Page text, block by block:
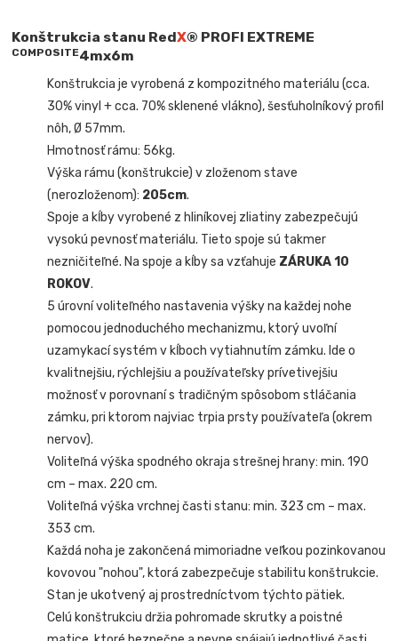
Konštrukcia stanu RedX® PROFI EXTREME
COMPOSITE4mx6m
Konštrukcia je vyrobená z kompozitného materiálu (cca.
30% vinyl + cca. 70% sklenené vlákno), šesťuholníkový profil
nôh, Ø 57mm.
Hmotnosť rámu: 56kg.
Výška rámu (konštrukcie) v zloženom stave
(nerozloženom): 205cm.
Spoje a kĺby vyrobené z hliníkovej zliatiny zabezpečujú
vysokú pevnosť materiálu. Tieto spoje sú takmer
nezničiteľné. Na spoje a kĺby sa vzťahuje ZÁRUKA 10
ROKOV.
5 úrovní voliteľného nastavenia výšky na každej nohe
pomocou jednoduchého mechanizmu, ktorý uvoľní
uzamykací systém v kĺboch vytiahnutím zámku. Ide o
kvalitnejšiu, rýchlejšiu a používateľsky prívetivejšiu
možnosť v porovnaní s tradičným spôsobom stláčania
zámku, pri ktorom najviac trpia prsty používateľa (okrem
nervov).
Voliteľná výška spodného okraja strešnej hrany: min. 190
cm – max. 220 cm.
Voliteľná výška vrchnej časti stanu: min. 323 cm – max.
353 cm.
Každá noha je zakončená mimoriadne veľkou pozinkovanou
kovovou "nohou", ktorá zabezpečuje stabilitu konštrukcie.
Stan je ukotvený aj prostredníctvom týchto pätiek.
Celú konštrukciu držia pohromade skrutky a poistné